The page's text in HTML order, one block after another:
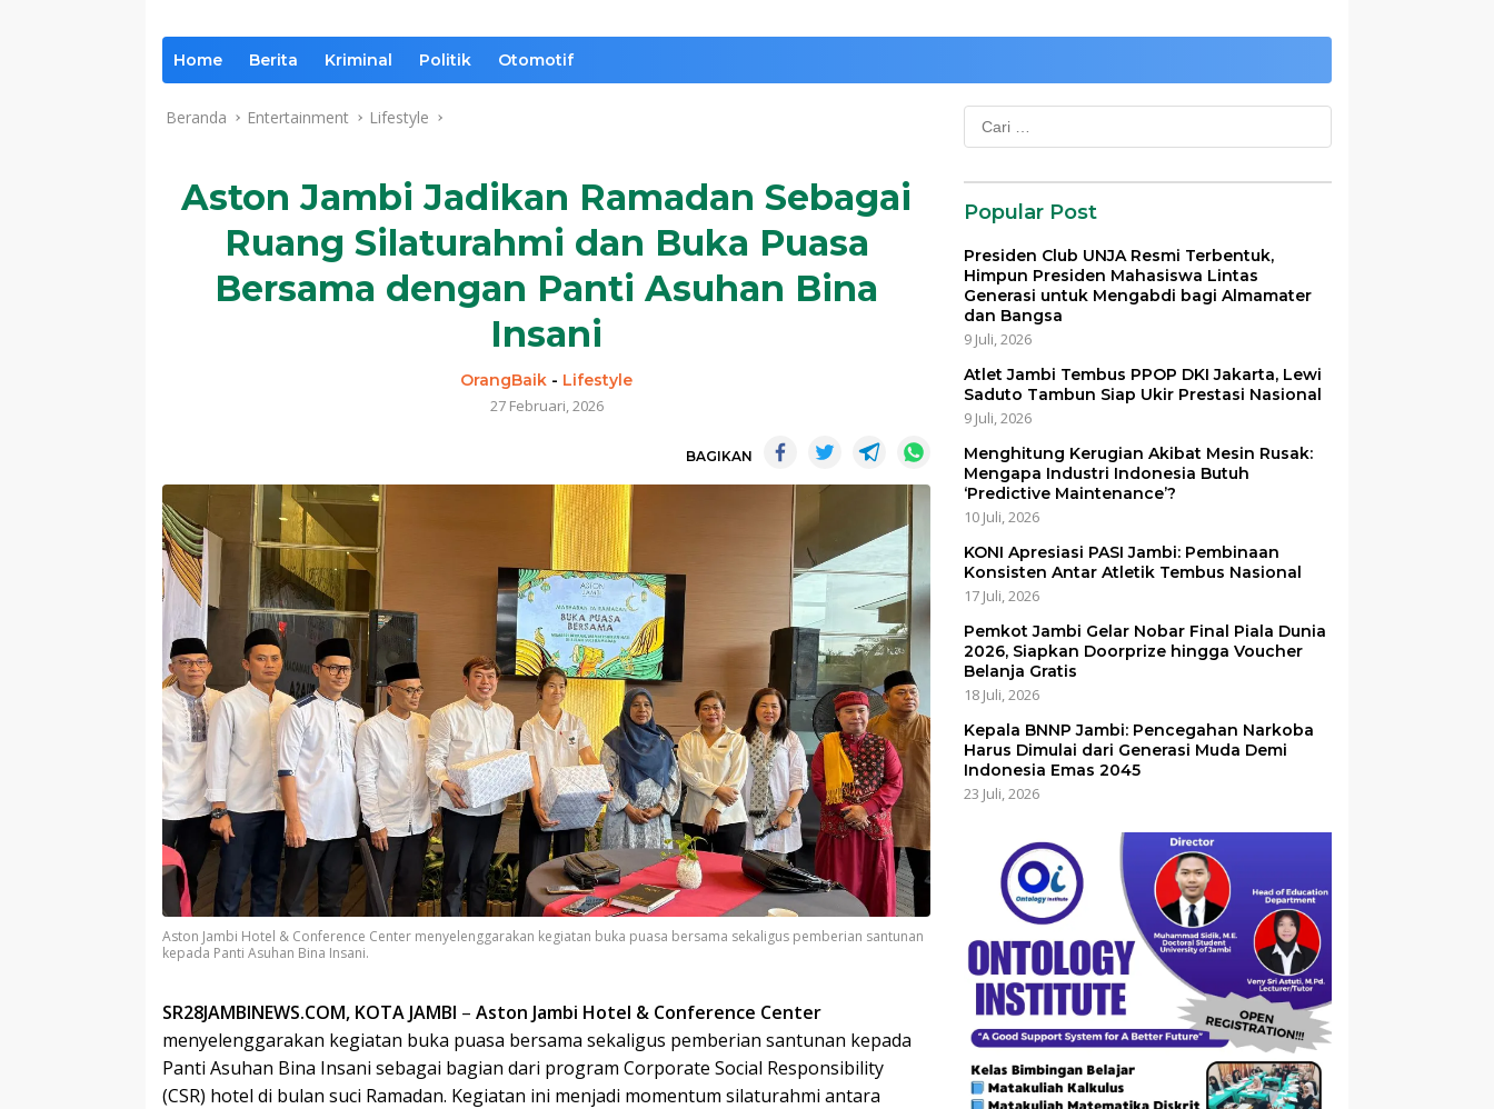
Home Berita Kriminal Politik Otomotif
Beranda Entertainment Lifestyle
Aston Jambi Jadikan Ramadan Sebagai
Ruang Silaturahmi dan Buka Puasa
Bersama dengan Panti Asuhan Bina
Insani
OrangBaik - Lifestyle
27 Februari, 2026
Komentar
BAGIKAN
Aston Jambi Hotel & Conference Center menyelenggarakan kegiatan buka puasa bersama sekaligus pemberian santunan
kepada Panti Asuhan Bina Insani.
SR28JAMBINEWS.COM, KOTA JAMBI – Aston Jambi Hotel & Conference Center
menyelenggarakan kegiatan buka puasa bersama sekaligus pemberian santunan kepada
Panti Asuhan Bina Insani sebagai bagian dari program Corporate Social Responsibility
(CSR) hotel di bulan suci Ramadan. Kegiatan ini menjadi momentum silaturahmi antara
Cari
untuk:
Popular Post
Presiden Club UNJA Resmi Terbentuk,
Himpun Presiden Mahasiswa Lintas
Generasi untuk Mengabdi bagi Almamater
dan Bangsa
9 Juli, 2026
Atlet Jambi Tembus PPOP DKI Jakarta, Lewi
Saduto Tambun Siap Ukir Prestasi Nasional
9 Juli, 2026
Menghitung Kerugian Akibat Mesin Rusak:
Mengapa Industri Indonesia Butuh
‘Predictive Maintenance’?
10 Juli, 2026
KONI Apresiasi PASI Jambi: Pembinaan
Konsisten Antar Atletik Tembus Nasional
17 Juli, 2026
Pemkot Jambi Gelar Nobar Final Piala Dunia
2026, Siapkan Doorprize hingga Voucher
Belanja Gratis
18 Juli, 2026
Kepala BNNP Jambi: Pencegahan Narkoba
Harus Dimulai dari Generasi Muda Demi
Indonesia Emas 2045
23 Juli, 2026